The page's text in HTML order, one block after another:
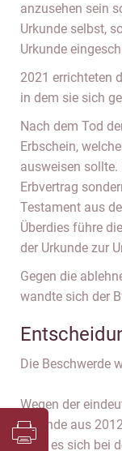
anzusehen sein
Urkunde selbst,
Urkunde
2021 errichteten
in dem sie sich
Nach dem Tod
Erbschein,
ausweisen sollte.
Erbvertrag
Testament aus
Überdies führe
der Urkunde zur
Gegen die
wandte sich der
Die Beschwerde
Wegen der
Urkunde aus
dass es sich bei